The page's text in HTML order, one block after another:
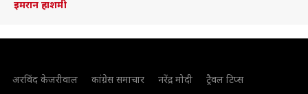
इमरान हाशमी
अरविंद केजरीवाल कांग्रेस समाचार नरेंद्र मोदी ट्रैवल टिप्स